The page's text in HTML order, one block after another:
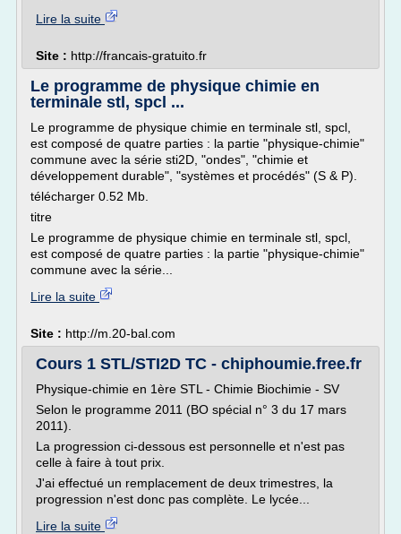
Lire la suite
Site : http://francais-gratuito.fr
Le programme de physique chimie en
terminale stl, spcl ...
Le programme de physique chimie en terminale stl, spcl,
est composé de quatre parties : la partie "physique-chimie"
commune avec la série sti2D, "ondes", "chimie et
développement durable", "systèmes et procédés" (S & P).
télécharger 0.52 Mb.
titre
Le programme de physique chimie en terminale stl, spcl,
est composé de quatre parties : la partie "physique-chimie"
commune avec la série...
Lire la suite
Site : http://m.20-bal.com
Cours 1 STL/STI2D TC - chiphoumie.free.fr
Physique-chimie en 1ère STL - Chimie Biochimie - SV
Selon le programme 2011 (BO spécial n° 3 du 17 mars
2011).
La progression ci-dessous est personnelle et n'est pas
celle à faire à tout prix.
J'ai effectué un remplacement de deux trimestres, la
progression n'est donc pas complète. Le lycée...
Lire la suite